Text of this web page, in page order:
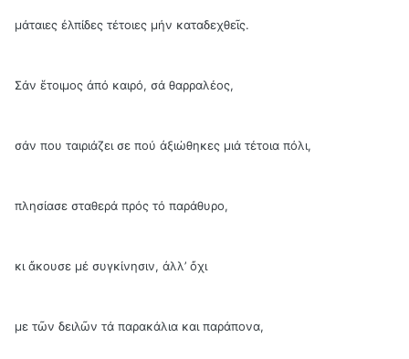
μάταιες ἐλπίδες τέτοιες μήν καταδεχθεῖς.
Σάν ἕτοιμος ἀπό καιρό, σά θαρραλέος,
σάν που ταιριάζει σε πού ἀξιώθηκες μιά τέτοια πόλι,
πλησίασε σταθερά πρός τό παράθυρο,
κι ἄκουσε μέ συγκίνησιν, ἀλλ’ ὄχι
με τῶν δειλῶν τά παρακάλια και παράπονα,